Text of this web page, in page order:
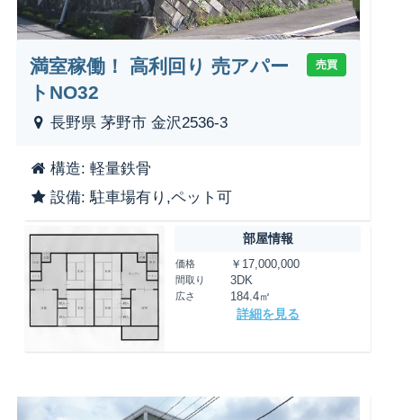
売買
満室稼働！ 高利回り 売アパー
トNO32
長野県 茅野市 金沢2536-3
構造: 軽量鉄骨
設備: 駐車場有り,ペット可
部屋情報
価格 ￥17,000,000
間取り 3DK
広さ 184.4㎡
詳細を見る